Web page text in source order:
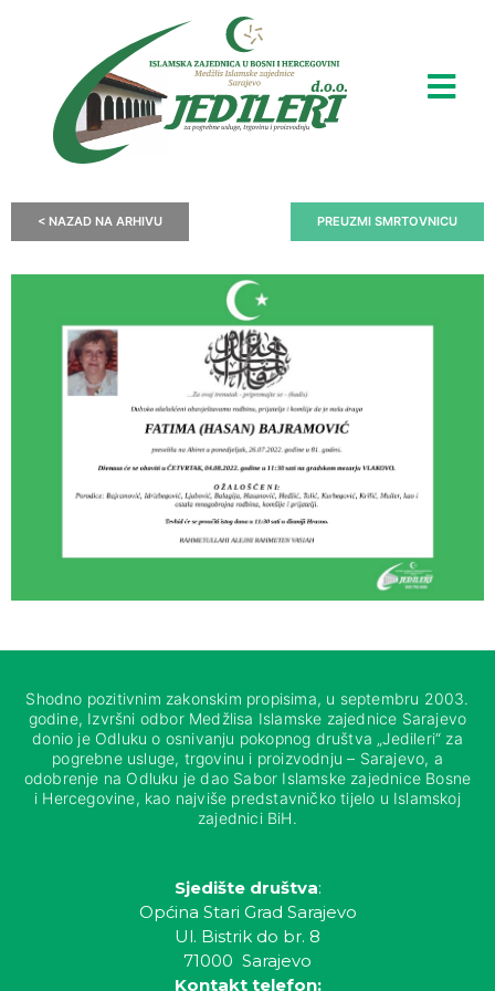
< NAZAD NA ARHIVU PREUZMI SMRTOVNICU
Shodno pozitivnim zakonskim propisima, u septembru 2003.
godine, Izvršni odbor Medžlisa Islamske zajednice Sarajevo
donio je Odluku o osnivanju pokopnog društva „Jedileri“ za
pogrebne usluge, trgovinu i proizvodnju – Sarajevo, a
odobrenje na Odluku je dao Sabor Islamske zajednice Bosne
i Hercegovine, kao najviše predstavničko tijelo u Islamskoj
zajednici BiH.
Sjedište društva:
Općina Stari Grad Sarajevo
Ul. Bistrik do br. 8
71000 Sarajevo
Kontakt telefon: